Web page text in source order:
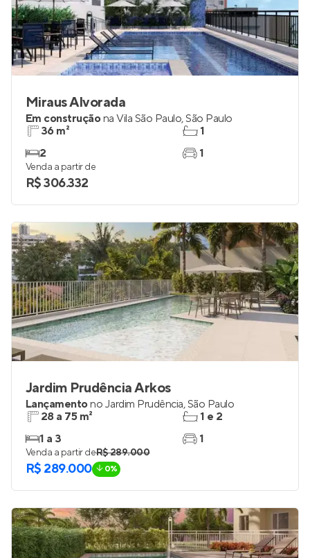
Miraus Alvorada
Em construçãona Vila São Paulo,São Paulo
36 m²
2
1
1
Venda a partir de
R$ 306.332
Jardim Prudência Arkos
Lançamentono Jardim Prudência,São Paulo
28 a 75 m²
1 a 3
1 e 2
1
Venda a partir deR$ 289.000
R$ 289.000 0%